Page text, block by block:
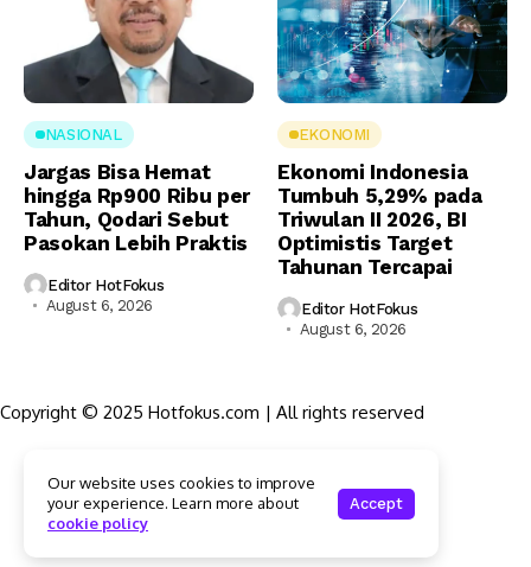
NASIONAL
Jargas Bisa Hemat
hingga Rp900 Ribu per
Tahun, Qodari Sebut
Pasokan Lebih Praktis
Editor HotFokus
August 6, 2026
EKONOMI
Ekonomi Indonesia
Tumbuh 5,29% pada
Triwulan II 2026, BI
Optimistis Target
Tahunan Tercapai
Editor HotFokus
August 6, 2026
Copyright © 2025 Hotfokus.com | All rights reserved
Struktur Organisasi
Kode Etik Jurnalistik
Pedoman Pemberitaan Media Siber
Our website uses cookies to improve
your experience. Learn more about
cookie policy
Accept